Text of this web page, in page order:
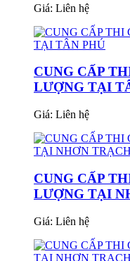
Giá: Liên hệ
CUNG CẤP
LƯỢNG TẠI
Giá: Liên hệ
CUNG CẤP
LƯỢNG TẠI
Giá: Liên hệ